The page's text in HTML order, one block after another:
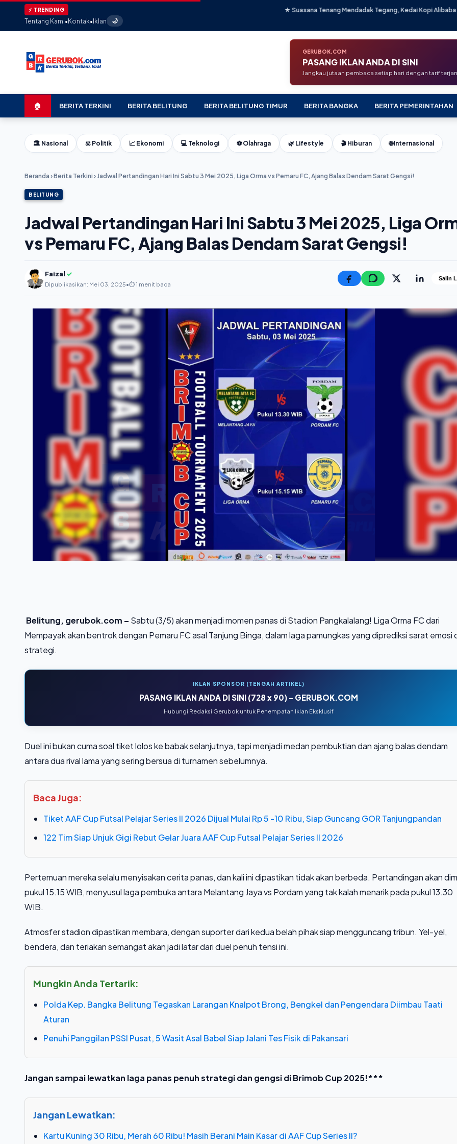
⚡ TRENDING ★ Suasana Tenang Mendadak Tegang, Kedai Kopi Alibaba Terancam
Tentang Kami•Kontak•Iklan 🌙
GERUBOK.COM
PASANG IKLAN ANDA DI SINI
Jangkau jutaan pembaca setiap hari dengan tarif
🏠 BERITA TERKINI BERITA BELITUNG BERITA BELITUNG TIMUR BERITA BANGKA BERITA PEMERINTAHAN
🏛️ Nasional ⚖️ Politik 📈 Ekonomi 💻 Teknologi ⚽ Olahraga 🌿 Lifestyle 🎬 Hiburan 🌐 Internasional
Beranda ›Berita Terkini ›Jadwal Pertandingan Hari Ini Sabtu 3 Mei 2025, Liga Orma vs Pemaru FC, Ajang Balas Dendam Sarat Gengsi!
BELITUNG
Jadwal Pertandingan Hari Ini Sabtu 3 Mei 2025, Liga
vs Pemaru FC, Ajang Balas Dendam Sarat Gengsi!
Faizal ✓
Dipublikasikan: Mei 03, 2025•⏱️ 1 menit baca
Salin
Belitung, gerubok.com – Sabtu (3/5) akan menjadi momen panas di Stadion Pangkalalang! Liga Orma FC dari
Mempayak akan bentrok dengan Pemaru FC asal Tanjung Binga, dalam laga pamungkas yang diprediksi sarat emosi
strategi.
IKLAN SPONSOR (TENGAH ARTIKEL)
PASANG IKLAN ANDA DI SINI (728 x 90) - GERUBOK.COM
Hubungi Redaksi Gerubok untuk Penempatan Iklan Eksklusif
Duel ini bukan cuma soal tiket lolos ke babak selanjutnya, tapi menjadi medan pembuktian dan ajang balas dendam
antara dua rival lama yang sering bersua di turnamen sebelumnya.
Baca Juga:
Tiket AAF Cup Futsal Pelajar Series II 2026 Dijual Mulai Rp 5 -10 Ribu, Siap Guncang GOR Tanjungpandan
122 Tim Siap Unjuk Gigi Rebut Gelar Juara AAF Cup Futsal Pelajar Series II 2026
Pertemuan mereka selalu menyisakan cerita panas, dan kali ini dipastikan tidak akan berbeda. Pertandingan akan
pukul 15.15 WIB, menyusul laga pembuka antara Melantang Jaya vs Pordam yang tak kalah menarik pada pukul 13.30
WIB.
Atmosfer stadion dipastikan membara, dengan suporter dari kedua belah pihak siap mengguncang tribun. Yel-yel,
bendera, dan teriakan semangat akan jadi latar dari duel penuh tensi ini.
Mungkin Anda Tertarik:
Polda Kep. Bangka Belitung Tegaskan Larangan Knalpot Brong, Bengkel dan Pengendara Diimbau Taati
Aturan
Penuhi Panggilan PSSI Pusat, 5 Wasit Asal Babel Siap Jalani Tes Fisik di Pakansari
Jangan sampai lewatkan laga panas penuh strategi dan gengsi di Brimob Cup 2025!***
Jangan Lewatkan:
Kartu Kuning 30 Ribu, Merah 60 Ribu! Masih Berani Main Kasar di AAF Cup Series II?